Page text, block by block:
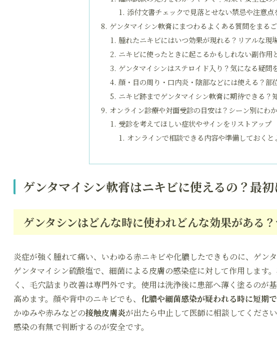
添付文書チェックで見落とせない禁忌や注意点
ゲンタマイシン軟膏にまつわるよくある質問をまる
腫れたニキビにはいつ効果が現れる？リアルな現
ニキビに使ったときに起こるかもしれない副作用
ゲンタマイシンはステロイド入り？気になる疑問
顔・目の周り・口内炎・陰部などには使える？部
ニキビ跡までゲンタマイシン軟膏に期待できる？
オンライン診療や対面受診の目安は？シーン別にわ
受診を考えてほしい症状やサインをリストアップ
オンラインで相談できる内容や準備しておくと
ゲンタマイシン軟膏はニキビに使えるの？最
ゲンタシンはどんな時に使われどんな効果がある
炎症が強く腫れて痛い、いわゆる赤ニキビや化膿したできものに、ゲン
ゲンタマイシン硫酸塩で、細菌による皮膚の感染症に対して作用します
く、毛穴詰まり改善は専門外です。使用は洗浄後に患部へ薄く塗るのが
高めます。顔や背中のニキビでも、 化膿や細菌感染が疑われる時に短期
かゆみや赤みなどの接触皮膚炎が出たら中止して医師に相談してくださ
感染の有無で判断するのが安全です。